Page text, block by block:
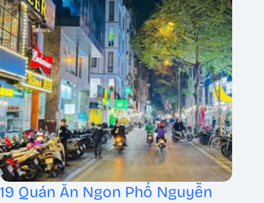
19 Quán Ăn Ngon Phố Nguyễn